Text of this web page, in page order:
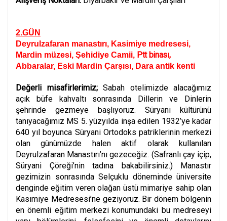
2.GÜN
Deyrulzafaran manastırı, Kasimiye medresesi,
Mardin müzesi, Şehidiye Camii, Ptt binası,
Abbaralar, Eski Mardin Çarşısı, Dara antik kenti
Değerli misafirlerimiz;Sabah otelimizde alacağımız
açık büfe kahvaltı sonrasında Dillerin ve Dinlerin
şehrinde gezmeye başlıyoruz. Süryani kültürünü
tanıyacağımız MS 5. yüzyılda inşa edilen 1932’ye kadar
640 yıl boyunca Süryani Ortodoks patriklerinin merkezi
olan günümüzde halen aktif olarak kullanılan
Deyrulzafaran Manastırı’nı gezeceğiz. (Safranlı çay içip,
Süryani Çöreği’nin tadına bakabilirsiniz.) Manastır
gezimizin sonrasında Selçuklu döneminde üniversite
denginde eğitim veren olağan üstü mimariye sahip olan
Kasımiye Medresesi’ne geziyoruz. Bir dönem bölgenin
en önemli eğitim merkezi konumundaki bu medreseyi